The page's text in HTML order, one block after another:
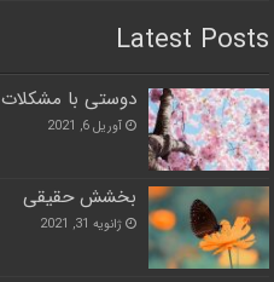
Latest Posts
دوستی با مشکلات
آوریل 6, 2021
بخشش حقیقی
ژانویه 31, 2021